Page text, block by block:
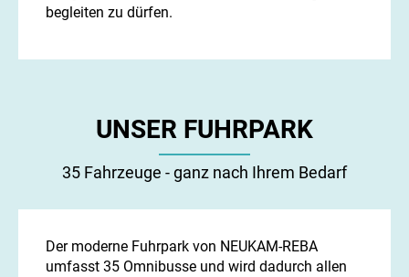
begleiten zu dürfen.
UNSER FUHRPARK
35 Fahrzeuge - ganz nach Ihrem Bedarf
Der moderne Fuhrpark von NEUKAM-REBA
umfasst 35 Omnibusse und wird dadurch allen